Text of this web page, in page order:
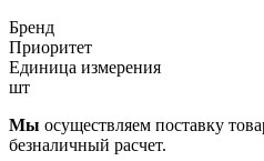
Бренд
Приоритет
Единица измерения
шт
Мы осуществляем поставку
безналичный расчет.